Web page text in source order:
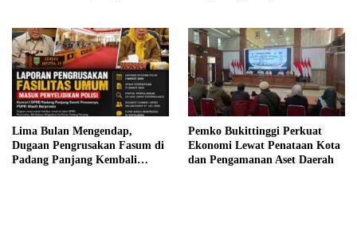
Lima Bulan Mengendap,
Dugaan Pengrusakan Fasum di
Padang Panjang Kembali
Pemko Bukittinggi Perkuat
Ekonomi Lewat Penataan Kota
dan Pengamanan Aset Daerah